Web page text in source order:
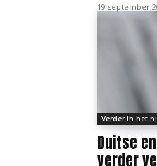
19 september
Verder in het
Duitse
verder